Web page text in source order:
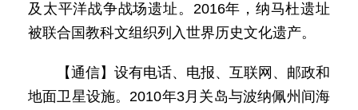
及太平洋战争战场遗址。2016年，纳马杜遗址
被联合国教科文组织列入世界历史文化遗产。
【通信】设有电话、电报、互联网、邮政和
地面卫星设施。2010年3月关岛与波纳佩州间海